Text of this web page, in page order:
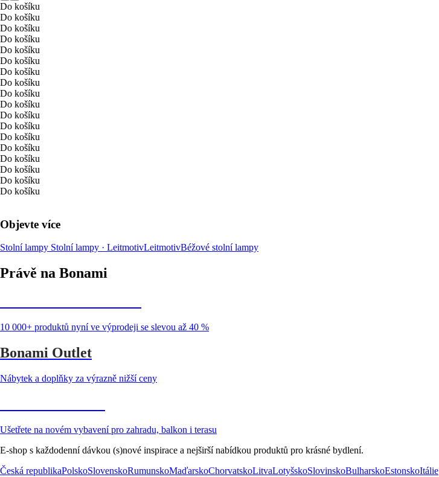
Do košíku
Do košíku
Do košíku
Do košíku
Do košíku
Do košíku
Do košíku
Do košíku
Do košíku
Do košíku
Do košíku
Do košíku
Do košíku
Do košíku
Do košíku
Do košíku
Do košíku
Do košíku
Objevte více
Stolní lampy Stolní lampy · LeitmotivLeitmotivBéžové stolní lampy
Právě na Bonami
10 000+ produktů nyní ve výprodeji se slevou až 40 %
Bonami Outlet
Nábytek a doplňky za výrazně nižší ceny
Ušetřete na novém vybavení pro zahradu, balkon i terasu
E-shop s každodenní dávkou (s)nové inspirace a nejširší nabídkou produktů pro krásné bydlení.
Česká republikaPolskoSlovenskoRumunskoMaďarskoChorvatskoLitvaLotyšskoSlovinskoBulharskoEstonskoItálie